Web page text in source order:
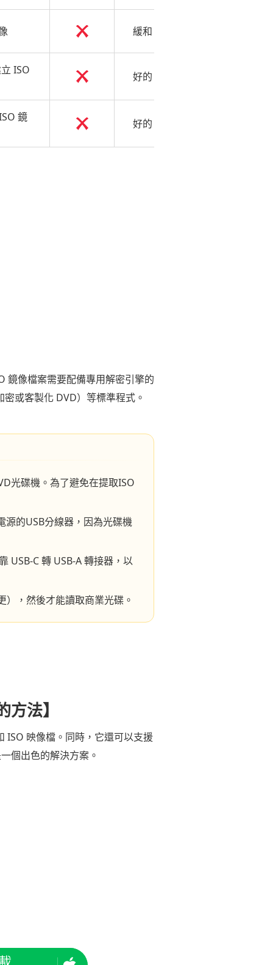
緩和
ISO
好的
鏡
好的
鏡像檔案需要配備專用解密引擎的
或客製化 DVD）等標準程式。
光碟機。為了避免在提取ISO
源的USB分線器，因為光碟機
USB-C 轉 USB-A 轉接器，以
，然後才能讀取商業光碟。
法】
ISO 映像檔。同時，它還可以支援
個出色的解決方案。